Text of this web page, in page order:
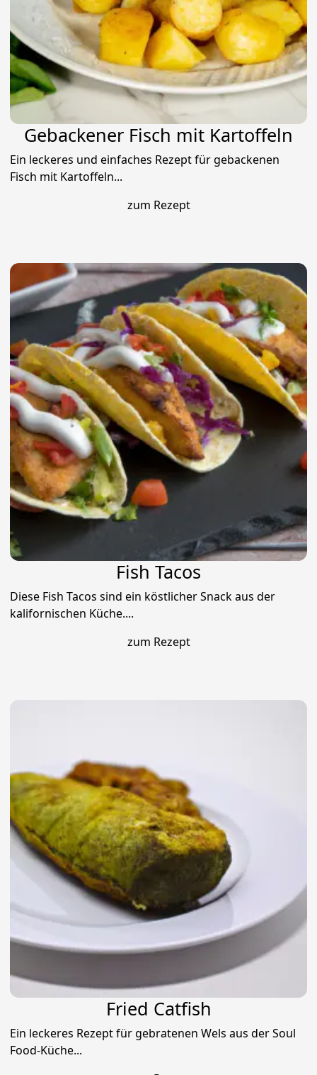
Gebackener Fisch mit Kartoffeln
Ein leckeres und einfaches Rezept für gebackenen
Fisch mit Kartoffeln...
zum Rezept
Fish Tacos
Diese Fish Tacos sind ein köstlicher Snack aus der
kalifornischen Küche....
zum Rezept
Fried Catfish
Ein leckeres Rezept für gebratenen Wels aus der Soul
Food-Küche...